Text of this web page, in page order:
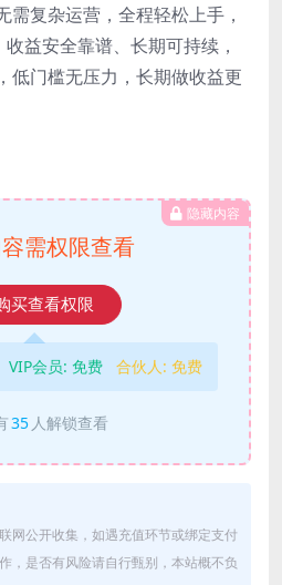
需复杂运营，全程轻松上手，
益安全靠谱、长期可持续，
低门槛无压力，长期做收益更
隐藏内容
需权限查看
买查看权限
VIP会员: 免费 合伙人: 免费
35 人解锁查看
网公开收集，如遇充值环节或绑定支付
，是否有风险请自行甄别，本站概不负